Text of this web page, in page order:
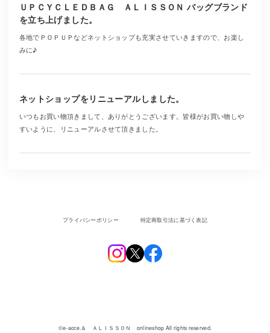
ＵＰＣＹＣＬＥＤＢＡＧ ＡＬＩＳＳＯＮ バッグブランド
を立ち上げました。
各地でＰＯＰＵＰなどネットショップも充実させていきますので、お楽し
みに♪
ネットショップをリニューアルしました。
いつもお買い物頂きまして、ありがとうございます。皆様がお買い物しや
すいように、リニューアルさせて頂きました。
プライバシーポリシー 特定商取引法に基づく表記
©︎e-acce.＆ ＡＬＩＳＳＯＮ onlineshop All rights reserved.